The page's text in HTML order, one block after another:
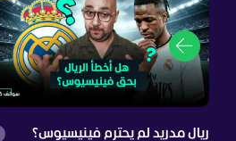
ريال مدريد لم يحترم فينيسيوس؟